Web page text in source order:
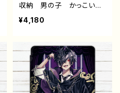
収納 男の子 かっこい
い イケメン おしゃれ ク
ール エモい 病みかわい
ンズ ピアス アイパッドカ
バー 個性的 おすすめ
人気 イラストレーター
クリエイター 絵師 オリ
ジナル デザイン グッ
¥4,180